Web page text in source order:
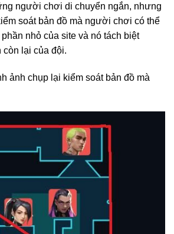
người chơi di chuyển ngắn, nhưng
soát bản đồ mà người chơi có thể
nhỏ của site và nó tách biệt
còn lại của đội.
ảnh chụp lại kiểm soát bản đồ mà